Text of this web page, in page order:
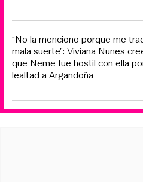
“No la menciono porque me
mala suerte”: Viviana Nunes
que Neme fue hostil con ella
lealtad a Argandoña